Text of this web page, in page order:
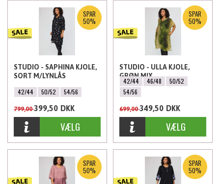
SPAR
50%
STUDIO - SAPHINA KJOLE,
SORT M/LYNLÅS
42/44 50/52 54/56
799,00399,50 DKK
SPAR
50%
STUDIO - ULLA KJOLE,
GRØN MIX
42/44 46/48
50/52
54/56
699,00349,50 DKK
SPAR
50%
SPAR
50%